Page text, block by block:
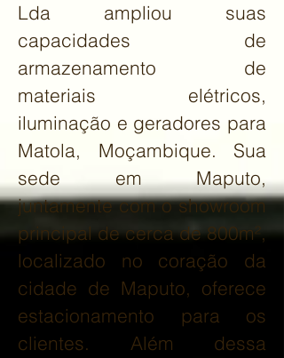
Lda ampliou suas
capacidades de
armazenamento de
materiais elétricos,
iluminação e geradores para
Matola, Moçambique. Sua
sede em Maputo,
juntamente com o showroom
principal de cerca de 800m²,
localizado no coração da
cidade de Maputo, oferece
estacionamento para os
clientes. Além dessa